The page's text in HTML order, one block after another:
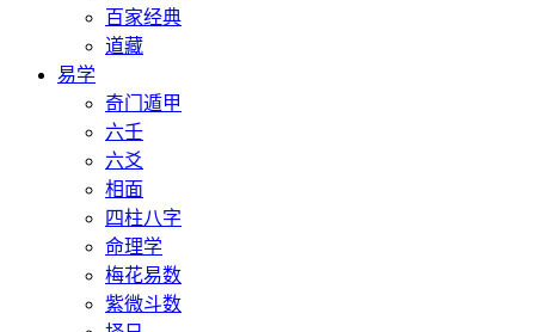
百家经典
道藏
易学
奇门遁甲
六壬
六爻
相面
四柱八字
命理学
梅花易数
紫微斗数